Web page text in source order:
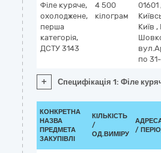
Філе куряче,
охолоджене,
перша
категорія,
ДСТУ 3143
4 500
кілограм
01601
Київ ,
по
+ Специфікація 1: Філе
КОНКРЕТНА
НАЗВА
ПРЕДМЕТА
ЗАКУПІВЛІ
КІЛЬКІСТЬ
/
ОД.ВИМІРУ
/